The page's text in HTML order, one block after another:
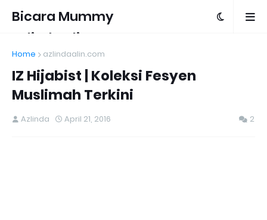
Bicara Mummy
Azlinda Alin
Home azlindaalin.com
IZ Hijabist | Koleksi Fesyen
Muslimah Terkini
Azlinda April 21, 2016 2